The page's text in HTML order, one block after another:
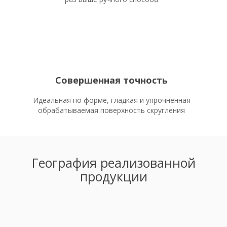
Совершенная точность
Идеальная по форме, гладкая и упрочненная
обрабатываемая поверхность скругления
География реализованной
продукции